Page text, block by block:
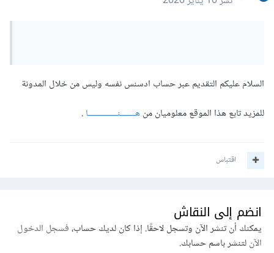
السلام عليكم التقديم عبر حساب ادسنس نفسه وليس من خلال المدونة
للمزيد تابع هذا الموقع معلوميان منهــــــــنــــــــــــــــا
اقتباس
انضم إلى النقاش
يمكنك أن تنشر الآن وتسجل لاحقًا. إذا كان لديك حساب،فسجل الدخول
الآنلتنشر باسم حسابك.